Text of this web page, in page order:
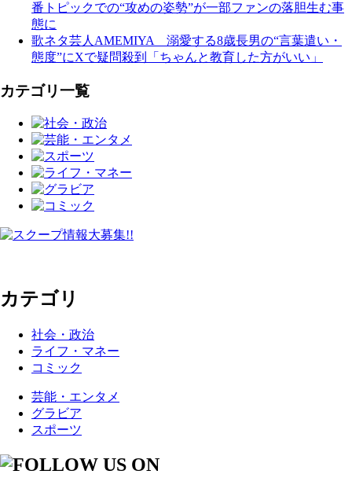
番トピックでの“攻めの姿勢”が一部ファンの落胆生む事
態に
歌ネタ芸人AMEMIYA 溺愛する8歳長男の“言葉遣い・
態度”にXで疑問殺到「ちゃんと教育した方がいい」
カテゴリ一覧
カテゴリ
社会・政治
ライフ・マネー
コミック
芸能・エンタメ
グラビア
スポーツ